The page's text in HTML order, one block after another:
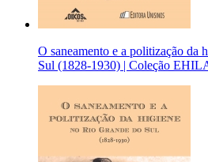
O saneamento e a politização da
Sul (1828-1930) | Coleção